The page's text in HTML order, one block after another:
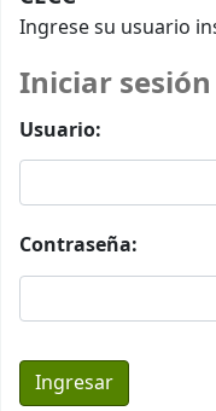
Ingrese su usuario
Iniciar sesión
Usuario:
Contraseña: